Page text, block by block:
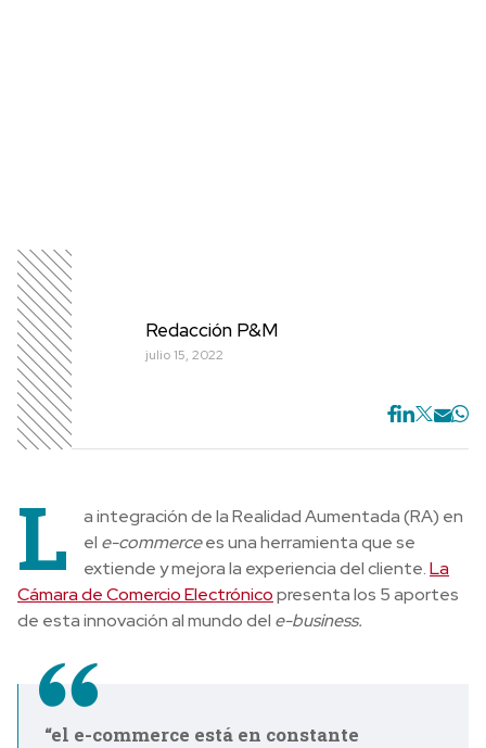
Redacción P&M
julio 15, 2022
L
a integración de la Realidad Aumentada (RA) en
el e-commercees una herramienta que se
extiende y mejora la experiencia del cliente.La
Cámara de Comercio Electrónicopresenta los 5 aportes
de esta innovación al mundo del e-business.
“el e-commerce está en constante